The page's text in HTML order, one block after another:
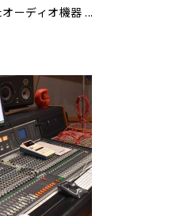
ーディオ機器 ...